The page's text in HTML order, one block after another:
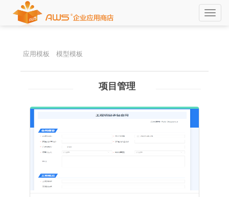
切
应用模板
模型模板
项目管理